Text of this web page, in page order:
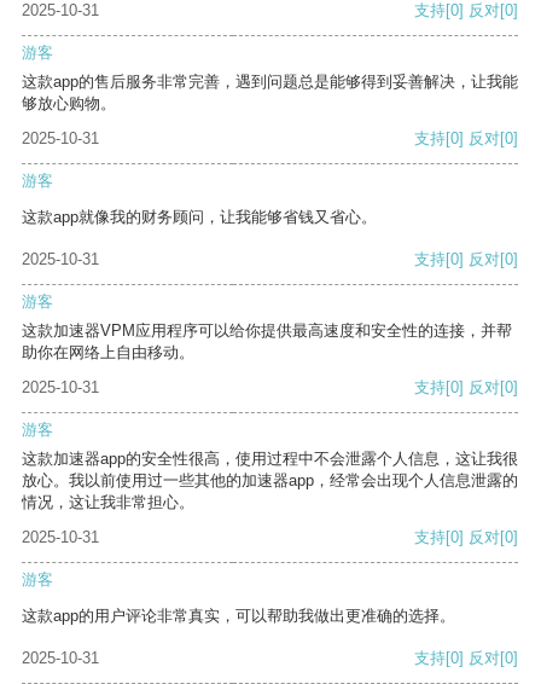
2025-10-31 支持[0] 反对[0]
游客
这款app的售后服务非常完善，遇到问题总是能够得到妥善解决，让我能
够放心购物。
2025-10-31
支持[0] 反对[0]
游客
这款app就像我的财务顾问，让我能够省钱又省心。
2025-10-31 支持[0] 反对[0]
游客
这款加速器VPM应用程序可以给你提供最高速度和安全性的连接，并帮
助你在网络上自由移动。
2025-10-31
支持[0] 反对[0]
游客
这款加速器app的安全性很高，使用过程中不会泄露个人信息，这让我很
放心。我以前使用过一些其他的加速器app，经常会出现个人信息泄露的
情况，这让我非常担心。
2025-10-31
支持[0] 反对[0]
游客
这款app的用户评论非常真实，可以帮助我做出更准确的选择。
2025-10-31 支持[0] 反对[0]